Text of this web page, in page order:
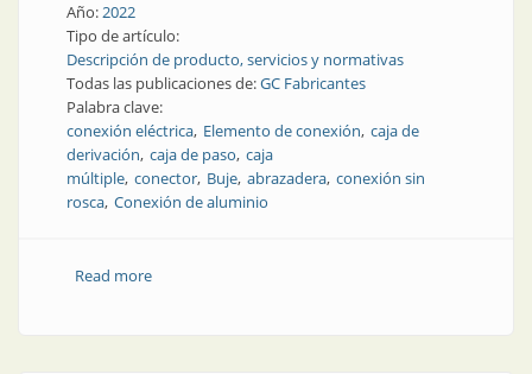
Año:2022
Tipo de artículo:
Descripción de producto, servicios y normativas
Todas las publicaciones de:GC Fabricantes
Palabra clave:
conexión eléctrica Elemento de conexión caja de
derivación caja de paso caja
múltiple conector Buje abrazadera conexión sin
rosca Conexión de aluminio
Read moreabout De aluminio y sin rosca